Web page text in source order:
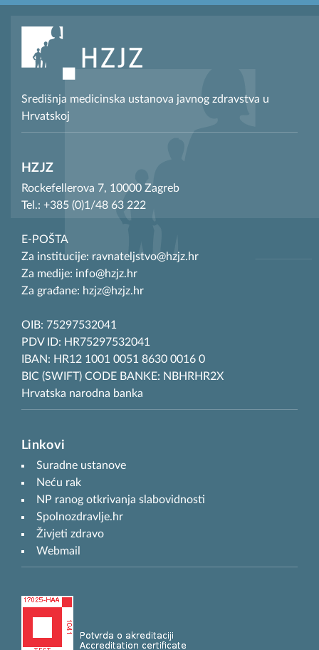
Središnja medicinska ustanova javnog zdravstva u
Hrvatskoj
HZJZ
Rockefellerova 7, 10000 Zagreb
Tel.: +385 (0)1/48 63 222
E-POŠTA
Za institucije: ravnateljstvo@hzjz.hr
Za medije: info@hzjz.hr
Za građane: hzjz@hzjz.hr
OIB: 75297532041
PDV ID: HR75297532041
IBAN: HR12 1001 0051 8630 0016 0
BIC (SWIFT) CODE BANKE: NBHRHR2X
Hrvatska narodna banka
Linkovi
Suradne ustanove
Neću rak
NP ranog otkrivanja slabovidnosti
Spolnozdravlje.hr
Živjeti zdravo
Webmail